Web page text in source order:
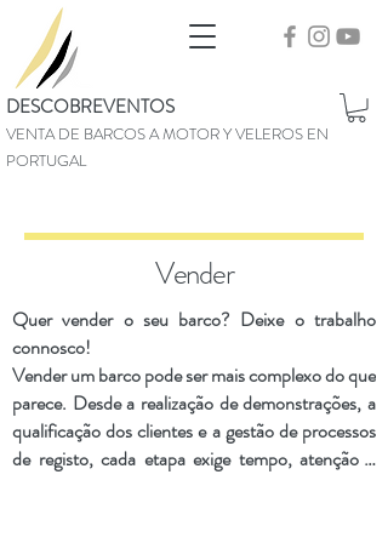
DESCOBREVENTOS
VENTA DE BARCOS A MOTOR Y VELEROS EN
PORTUGAL
Vender
Quer vender o seu barco? Deixe o trabalho
connosco!
Vender um barco pode ser mais complexo do que
parece. Desde a realização de demonstrações, a
qualificação dos clientes e a gestão de processos
de registo, cada etapa exige tempo, atenção e